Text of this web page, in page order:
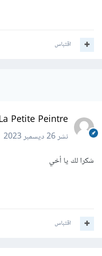
اقتباس
La Petite Peintre
نشر26 ديسمبر 2023
شكرا لك يا أخي
اقتباس